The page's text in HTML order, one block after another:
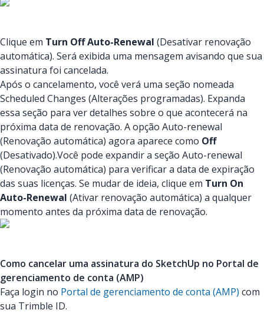
Clique em Turn Off Auto-Renewal (Desativar renovação
automática). Será exibida uma mensagem avisando que sua
assinatura foi cancelada.
Após o cancelamento, você verá uma seção nomeada
Scheduled Changes (Alterações programadas). Expanda
essa seção para ver detalhes sobre o que acontecerá na
próxima data de renovação. A opção Auto-renewal
(Renovação automática) agora aparece como Off
(Desativado).Você pode expandir a seção Auto-renewal
(Renovação automática) para verificar a data de expiração
das suas licenças. Se mudar de ideia, clique em Turn On
Auto-Renewal (Ativar renovação automática) a qualquer
momento antes da próxima data de renovação.
Como cancelar uma assinatura do SketchUp no Portal de
gerenciamento de conta (AMP)
Faça login no Portal de gerenciamento de conta (AMP) com
sua Trimble ID.